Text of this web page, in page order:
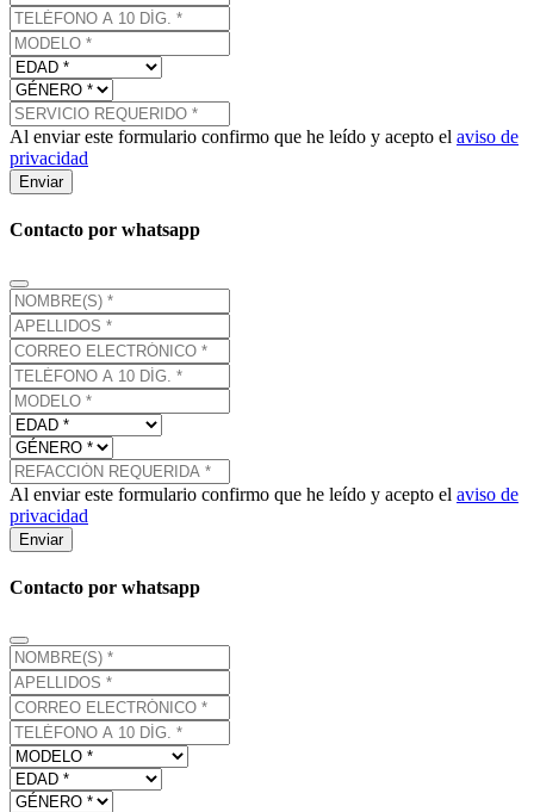
Al enviar este formulario confirmo que he leído y acepto el aviso de
privacidad
Enviar
Contacto por whatsapp
Al enviar este formulario confirmo que he leído y acepto el aviso de
privacidad
Enviar
Contacto por whatsapp